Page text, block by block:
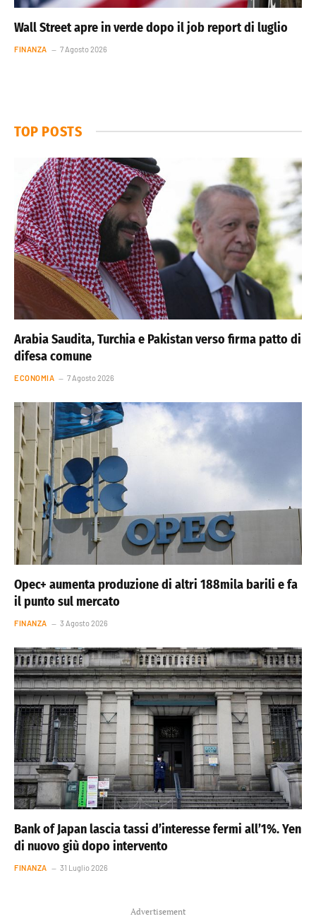
Wall Street apre in verde dopo il job report di luglio
FINANZA 7 Agosto 2026
TOP POSTS
Arabia Saudita, Turchia e Pakistan verso firma patto di
difesa comune
ECONOMIA 7 Agosto 2026
Opec+ aumenta produzione di altri 188mila barili e fa
il punto sul mercato
FINANZA 3 Agosto 2026
Bank of Japan lascia tassi d’interesse fermi all’1%. Yen
di nuovo giù dopo intervento
FINANZA 31 Luglio 2026
Advertisement